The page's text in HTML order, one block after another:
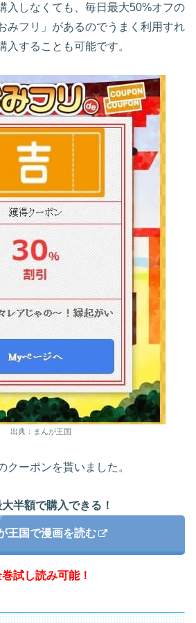
入しなくても、毎日最大50%オフの
みフリ」があるのでうまく利用すれ
入することも可能です。
出典：まんが王国
クーポンを貰いました。
半額で購入できる！
王国で漫画を読む
試し読み可能！